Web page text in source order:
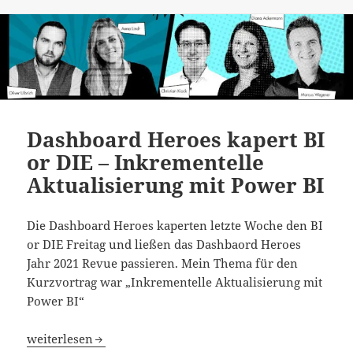
Dashboard Heroes kapert BI
or DIE – Inkrementelle
Aktualisierung mit Power BI
Die Dashboard Heroes kaperten letzte Woche den BI
or DIE Freitag und ließen das Dashbaord Heroes
Jahr 2021 Revue passieren. Mein Thema für den
Kurzvortrag war „Inkrementelle Aktualisierung mit
Power BI“
Dashboard Heroes kapert BI or DIE – Inkrementelle
weiterlesen